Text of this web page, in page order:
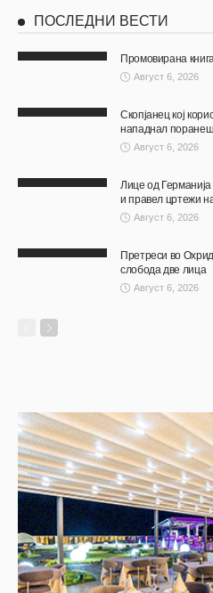
ПОСЛЕДНИ ВЕСТИ
Промовирана
Август 6, 2026
Скопјанец кој
нападнал
Август 6, 2026
Лице од Германија
и правел цртежи
Август 6, 2026
Претреси во
слобода две лица
Август 6, 2026